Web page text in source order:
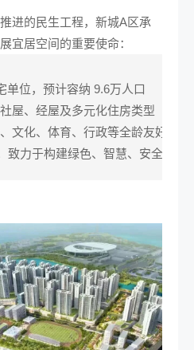
进的民生工程，新城A区承
宜居空间的重要使命：
单位，预计容纳 9.6万人口
屋、经屋及多元化住房类型
文化、体育、行政等全龄友好型
致力于构建绿色、智慧、安全的现